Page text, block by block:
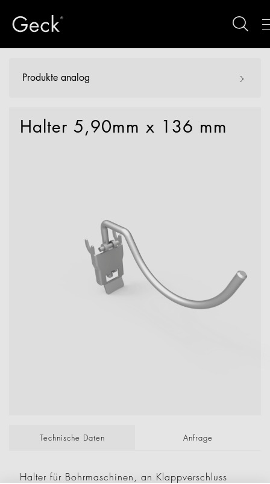
Produkte analog
Halter 5,90mm x 136 mm
Technische Daten Anfrage
Halter für Bohrmaschinen, an Klappverschluss